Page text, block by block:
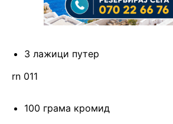
3 лажици путер
rn 011
100 грама кромид